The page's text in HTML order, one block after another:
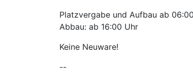
Platzvergabe und Aufbau ab
Abbau: ab 16:00 Uhr
Keine Neuware!
--